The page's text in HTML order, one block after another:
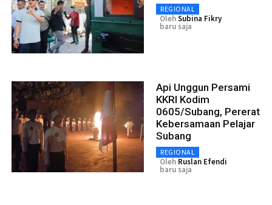
REGIONAL
OlehSubina Fikry
baru saja
Api Unggun Persami
KKRI Kodim
0605/Subang, Pererat
Kebersamaan Pelajar
Subang
REGIONAL
Oleh Ruslan Efendi
baru saja